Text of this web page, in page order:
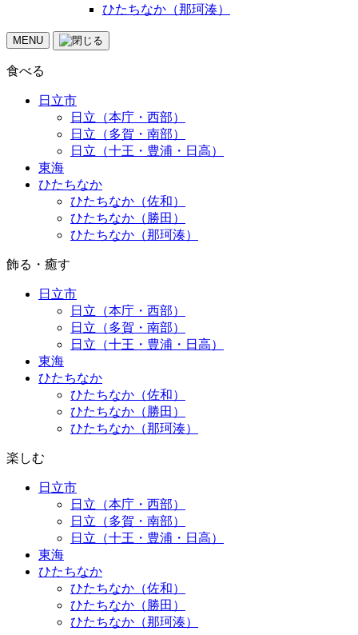
ひたちなか（那珂湊）
MENU
食べる
日立市
日立（本庁・西部）
日立（多賀・南部）
日立（十王・豊浦・日高）
東海
ひたちなか
ひたちなか（佐和）
ひたちなか（勝田）
ひたちなか（那珂湊）
飾る・癒す
日立市
日立（本庁・西部）
日立（多賀・南部）
日立（十王・豊浦・日高）
東海
ひたちなか
ひたちなか（佐和）
ひたちなか（勝田）
ひたちなか（那珂湊）
楽しむ
日立市
日立（本庁・西部）
日立（多賀・南部）
日立（十王・豊浦・日高）
東海
ひたちなか
ひたちなか（佐和）
ひたちなか（勝田）
ひたちなか（那珂湊）